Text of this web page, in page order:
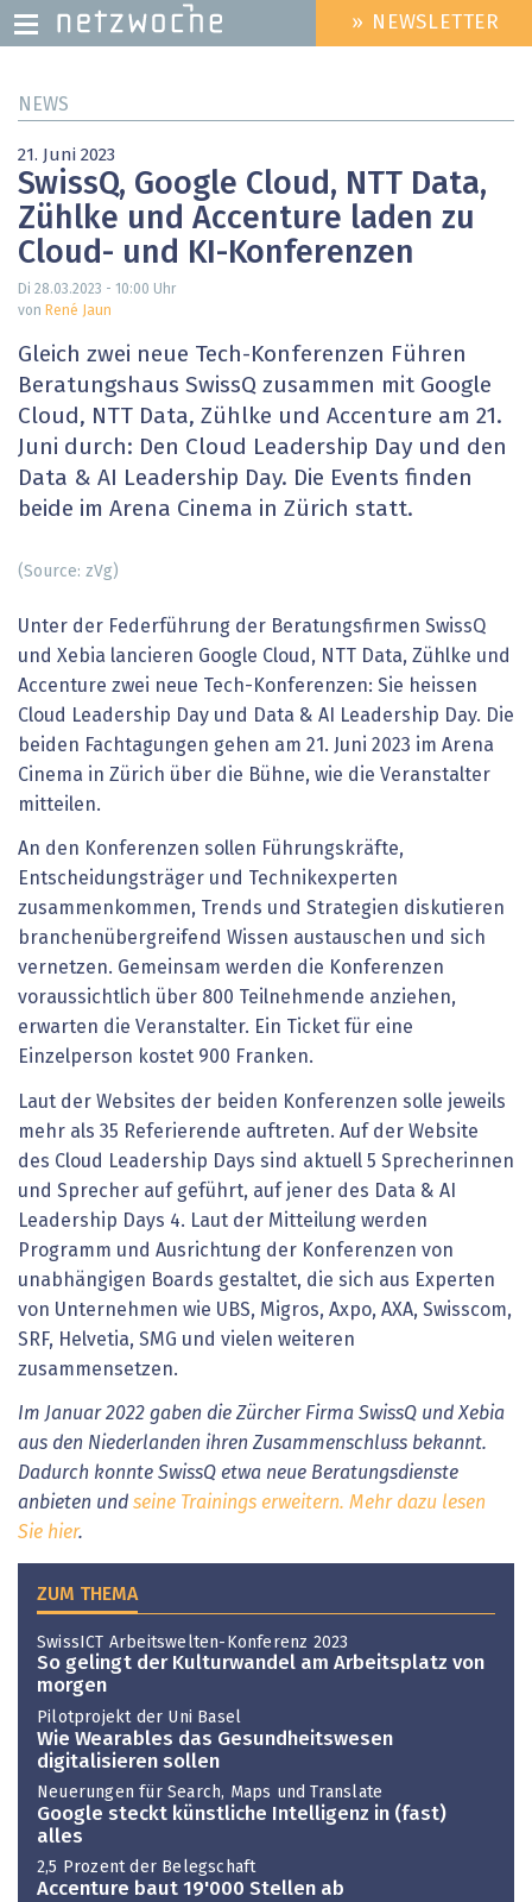
zum
HEADER
MENU
» NEWSLETTER
NEWS
21. Juni 2023
SwissQ, Google Cloud, NTT Data,
Zühlke und Accenture laden zu
Cloud- und KI-Konferenzen
Di 28.03.2023 - 10:00 Uhr
von René Jaun
Gleich zwei neue Tech-Konferenzen Führen
Beratungshaus SwissQ zusammen mit Google
Cloud, NTT Data, Zühlke und Accenture am 21.
Juni durch: Den Cloud Leadership Day und den
Data & AI Leadership Day. Die Events finden
beide im Arena Cinema in Zürich statt.
(Source: zVg)
Unter der Federführung der Beratungsfirmen SwissQ
und Xebia lancieren Google Cloud, NTT Data, Zühlke und
Accenture zwei neue Tech-Konferenzen: Sie heissen
Cloud Leadership Day und Data & AI Leadership Day. Die
beiden Fachtagungen gehen am 21. Juni 2023 im Arena
Cinema in Zürich über die Bühne, wie die Veranstalter
mitteilen.
An den Konferenzen sollen Führungskräfte,
Entscheidungsträger und Technikexperten
zusammenkommen, Trends und Strategien diskutieren
branchenübergreifend Wissen austauschen und sich
vernetzen. Gemeinsam werden die Konferenzen
voraussichtlich über 800 Teilnehmende anziehen,
erwarten die Veranstalter. Ein Ticket für eine
Einzelperson kostet 900 Franken.
Laut der Websites der beiden Konferenzen solle jeweils
mehr als 35 Referierende auftreten. Auf der Website
des Cloud Leadership Days sind aktuell 5 Sprecherinnen
und Sprecher auf geführt, auf jener des Data & AI
Leadership Days 4. Laut der Mitteilung werden
Programm und Ausrichtung der Konferenzen von
unabhängigen Boards gestaltet, die sich aus Experten
von Unternehmen wie UBS, Migros, Axpo, AXA, Swisscom,
SRF, Helvetia, SMG und vielen weiteren
zusammensetzen.
Im Januar 2022 gaben die Zürcher Firma SwissQ und Xebia
aus den Niederlanden ihren Zusammenschluss bekannt.
Dadurch konnte SwissQ etwa neue Beratungsdienste
anbieten und seine Trainings erweitern. Mehr dazu lesen
Sie hier.
ZUM THEMA
SwissICT Arbeitswelten-Konferenz 2023
So gelingt der Kulturwandel am Arbeitsplatz von
morgen
Pilotprojekt der Uni Basel
Wie Wearables das Gesundheitswesen
digitalisieren sollen
Neuerungen für Search, Maps und Translate
Google steckt künstliche Intelligenz in (fast)
alles
2,5 Prozent der Belegschaft
Accenture baut 19'000 Stellen ab